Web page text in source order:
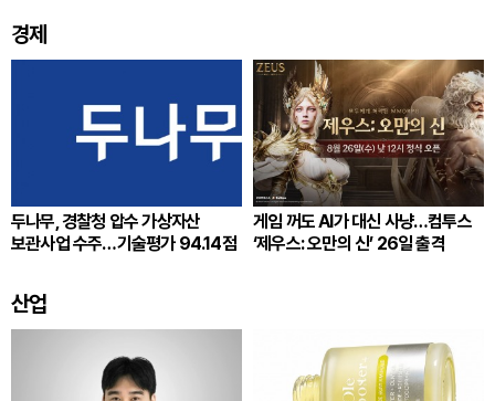
경제
두나무, 경찰청 압수 가상자산
보관사업 수주…기술평가 94.14점
게임 꺼도 AI가 대신 사냥…컴투스
‘제우스: 오만의 신’ 26일 출격
산업